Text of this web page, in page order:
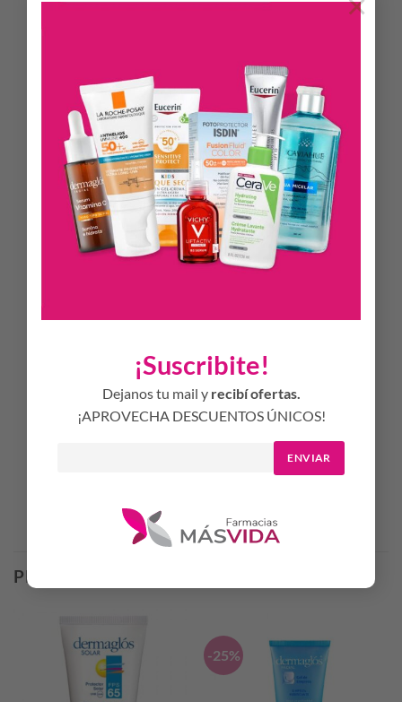
¡Suscribite!
Dejanos tu mail y recibí ofertas.
¡APROVECHA DESCUENTOS ÚNICOS!
ENVIAR
la Vitamina E protege la piel y refuerza las barreras naturales.
PANADERM AE está indicado para:
Reparación y cuidado de la piel seca, muy seca y
descamativa y piel senil.
Cuidado de irritaciones, heridas y quemaduras en general.
Prevención de irritaciones en general por rozamiento de
ropa y/o aparatos de rehabilitación o inmovilidad y
deportivos.
INGREDIENTES
Urea 10 % + Vitamina A 250.000 UI + Vitamina E 5%.
Productos Relacionados
PRODUCTOS RELACIONADOS
-25%